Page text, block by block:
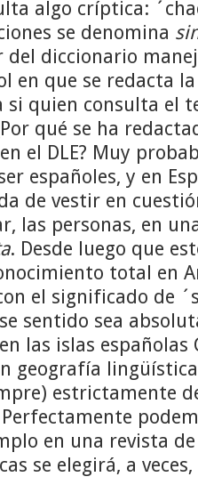
algo críptica:
se denomina
del diccionario
en que se redacta
si quien consulta el
qué se ha
el DLE? Muy
españoles, y en
de vestir en
las personas, en
. Desde luego que
total en
el significado de
sentido sea
las islas
geografía
estrictamente
en una revista
se elegirá, a